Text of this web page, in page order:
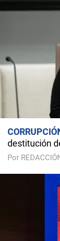
destitución
Por